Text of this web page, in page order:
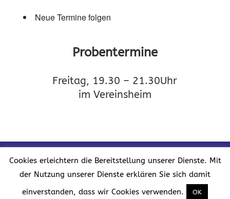
Neue Termine folgen
Probentermine
Freitag, 19.30 – 21.30Uhr
im Vereinsheim
Kontakt Impressum Datenschutz
Cookies erleichtern die Bereitstellung unserer Dienste. Mit
der Nutzung unserer Dienste erklären Sie sich damit
einverstanden, dass wir Cookies verwenden.
OK